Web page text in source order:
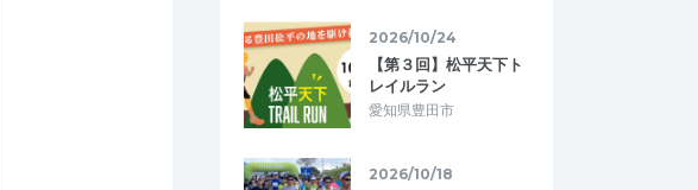
2026/10/24
【第３回】松平天下ト
レイルラン
愛知県豊田市
2026/10/18